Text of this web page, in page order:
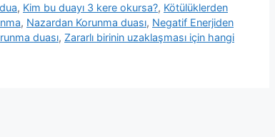
, Kim bu duayı 3 kere okursa?, Kötülüklerden
, Nazardan Korunma duası, Negatif Enerjiden
duası, Zararlı birinin uzaklaşması için hangi